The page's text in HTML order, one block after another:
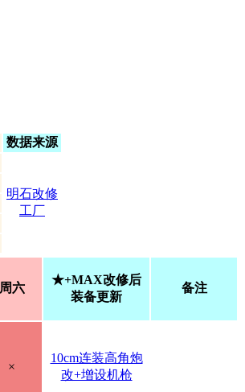
数据来源
明石改修
工厂
周六
★+MAX改修后
装备更新
备注
×
10cm连装高角炮
改+增设机枪